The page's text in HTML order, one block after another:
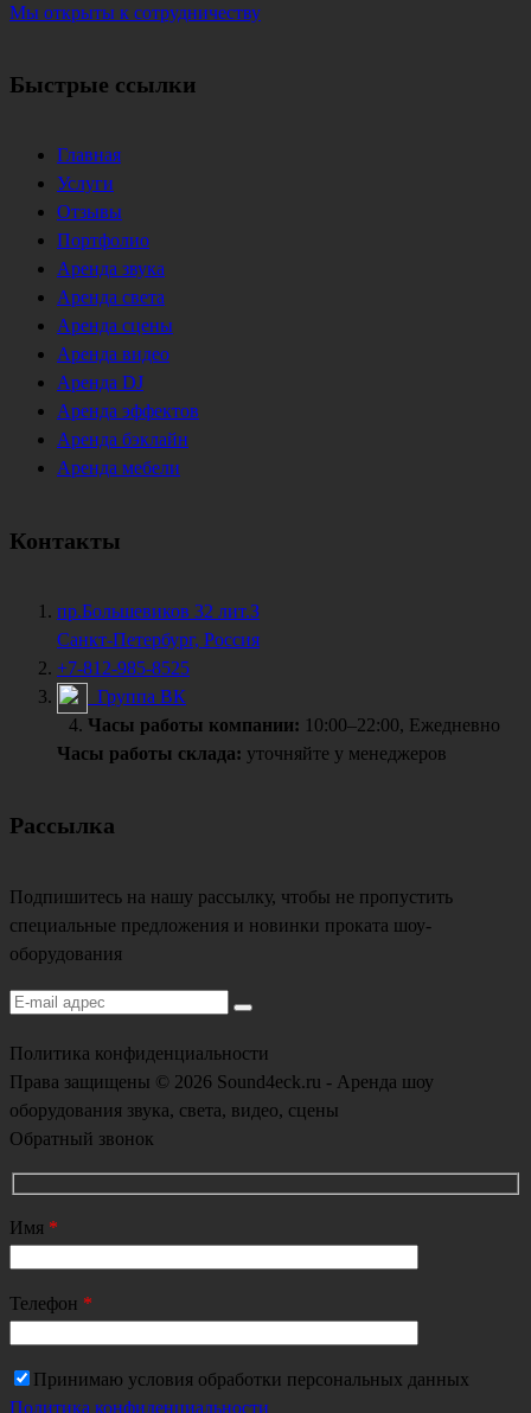
Мы открыты к сотрудничеству
Быстрые ссылки
Главная
Услуги
Отзывы
Портфолио
Аренда звука
Аренда света
Аренда сцены
Аренда видео
Аренда DJ
Аренда эффектов
Аренда бэклайн
Аренда мебели
Контакты
пр.Большевиков 32 лит.З
Санкт-Петербург, Россия
+7-812-985-8525
Группа ВК
Часы работы компании: 10:00–22:00, Ежедневно
Часы работы склада: уточняйте у менеджеров
Рассылка
Подпишитесь на нашу рассылку, чтобы не пропустить
специальные предложения и новинки проката шоу-
оборудования
Политика конфиденциальности
Права защищены © 2026 Sound4eck.ru - Аренда шоу
оборудования звука, света, видео, сцены
Обратный звонок
Имя *
Телефон *
Принимаю условия обработки персональных данных
Политика конфиденциальности